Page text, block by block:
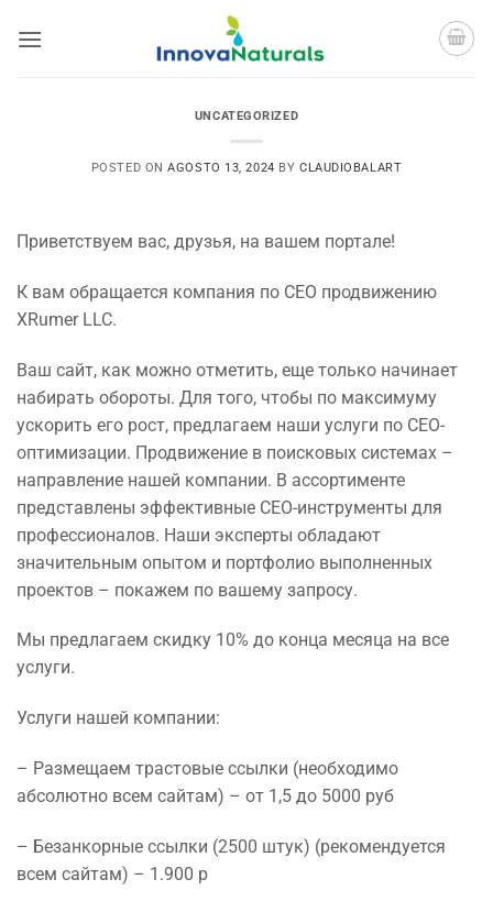
UNCATEGORIZED
POSTED ONAGOSTO 13, 2024 BY CLAUDIOBALART
Приветствуем вас, друзья, на вашем портале!
К вам обращается компания по СЕО продвижению
XRumer LLC.
Ваш сайт, как можно отметить, еще только начинает
набирать обороты. Для того, чтобы по максимуму
ускорить его рост, предлагаем наши услуги по СЕО-
оптимизации. Продвижение в поисковых системах –
направление нашей компании. В ассортименте
представлены эффективные СЕО-инструменты для
профессионалов. Наши эксперты обладают
значительным опытом и портфолио выполненных
проектов – покажем по вашему запросу.
Мы предлагаем скидку 10% до конца месяца на все
услуги.
Услуги нашей компании:
– Размещаем трастовые ссылки (необходимо
абсолютно всем сайтам) – от 1,5 до 5000 руб
– Безанкорные ссылки (2500 штук) (рекомендуется
всем сайтам) – 1.900 р